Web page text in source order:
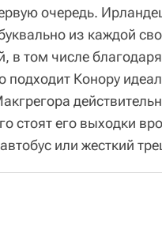
очередь.
из каждой
в том числе благодаря
подходит Конору
стоят его выходки
или жесткий